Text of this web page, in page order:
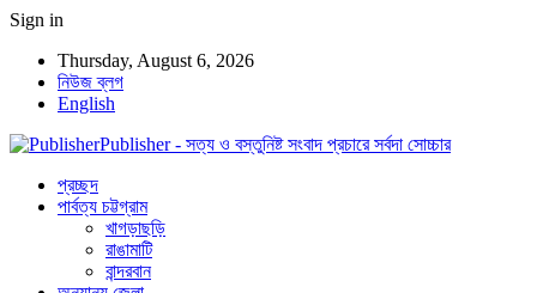
Sign in
Thursday, August 6, 2026
নিউজ ব্লগ
English
Publisher - সত্য ও বস্তুনিষ্ট সংবাদ প্রচারে সর্বদা সোচ্চার
প্রচ্ছদ
পার্বত্য চট্টগ্রাম
খাগড়াছড়ি
রাঙামাটি
বান্দরবান